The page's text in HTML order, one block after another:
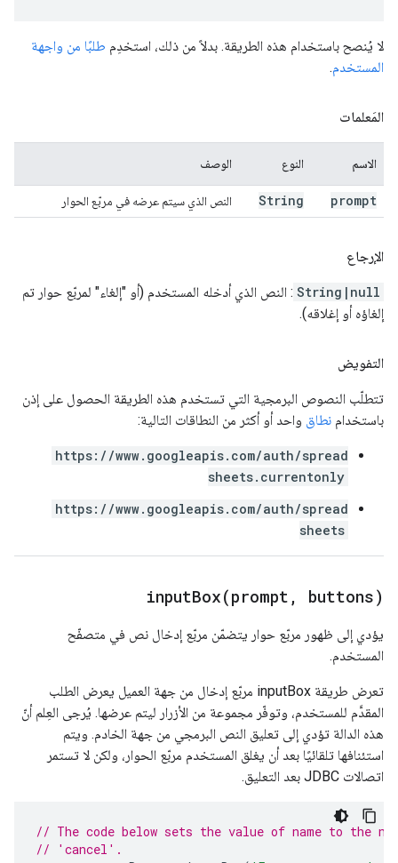
لا يُنصح باستخدام هذه الطريقة. بدلاً من ذلك، استخدِم طلبًا من واجهة
المستخدم.
المَعلمات
الاسم النوع الوصف
prompt
String النص الذي سيتم عرضه في مربّع الحوار
الإرجاع
String|null : النص الذي أدخله المستخدم (أو "إلغاء" لمربّع حوار تم
إلغاؤه أو إغلاقه).
التفويض
تتطلّب النصوص البرمجية التي تستخدم هذه الطريقة الحصول على إذن
باستخدام نطاق واحد أو أكثر من النطاقات التالية:
https://www.googleapis.com/auth/spread
sheets.currentonly
https://www.googleapis.com/auth/spread
sheets
inputBox(prompt , buttons)
يؤدي إلى ظهور مربّع حوار يتضمّن مربّع إدخال نص في متصفّح
المستخدم.
تعرض طريقة inputBox مربّع إدخال من جهة العميل يعرض الطلب
المقدَّم للمستخدم، وتوفّر مجموعة من الأزرار ليتم عرضها. يُرجى العِلم أنّ
هذه الدالة تؤدي إلى تعليق النص البرمجي من جهة الخادم. ويتم
استئنافها تلقائيًا بعد أن يغلق المستخدم مربّع الحوار، ولكن لا تستمر
اتصالات JDBC بعد التعليق.
// The code below sets the value of name to the
// 'cancel'.